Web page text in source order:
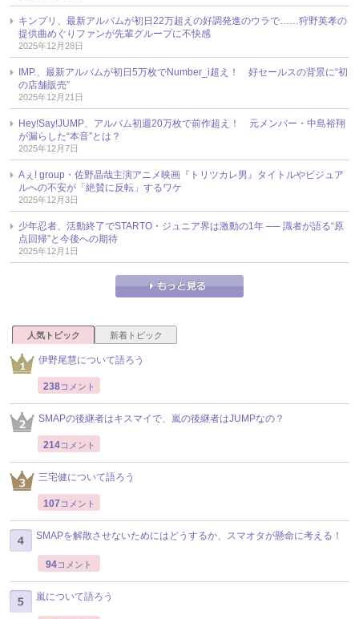
キンプリ、最新アルバムが初日22万超えの好調発進のウラで……狩野英孝の
提供曲めぐりファンが先輩グループに不快感
2025年12月28日
IMP.、最新アルバムが初日5万枚でNumber_i超え！ 好セールスの背景に“初
の店舗販売”
2025年12月21日
Hey!Say!JUMP、アルバム初週20万枚で前作超え！ 元メンバー・中島裕翔
が漏らした“本音”とは？
2025年12月7日
Aぇ! group・佐野晶哉主演アニメ映画『トリツカレ男』タイトルやビジュア
ルへの不安が「絶賛に反転」するワケ
2025年12月3日
少年忍者、活動終了でSTARTO・ジュニア界は激動の1年 ── 識者が語る“原
点回帰”と今後への期待
2025年12月1日
人気トピック 新着トピック
伊野尾慧について語ろう
238コメント
SMAPの後継者はキスマイで、嵐の後継者はJUMPなの？
214コメント
三宅健について語ろう
107 コメント
SMAPを解散させないためにはどうするか、スマオタが懸命に考える！
94コメント
嵐について語ろう